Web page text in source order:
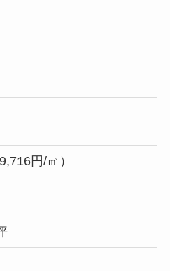
円/㎡）